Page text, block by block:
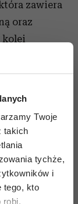
Twoje
takich
tychże,
i
tego, kto
robi.
zawiera
oraz
kolei
czy
powinny